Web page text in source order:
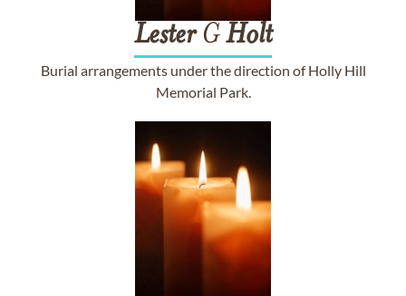
LesterGHolt
Burial arrangements under the direction of Holly Hill
Memorial Park.